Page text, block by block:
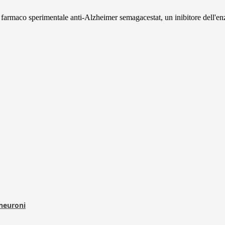
sperimentale anti-Alzheimer semagacestat, un inibitore